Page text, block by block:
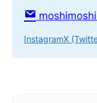
InstagramX